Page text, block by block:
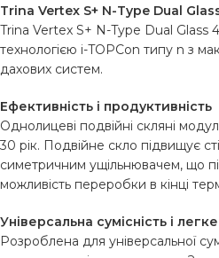
Trina Vertex S+ N-Type Dual
Trina Vertex S+ N-Type Dual Glass
технологією i-TOPCon типу n з
дахових систем.
Ефективність і продуктивність
Однолицеві подвійні скляні
30 рік. Подвійне скло підвищує
симетричним ущільнювачем, що
можливість переробки в кінці
Універсальна сумісність і
Розроблена для універсальної